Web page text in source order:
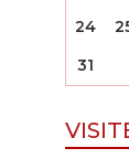
24
31